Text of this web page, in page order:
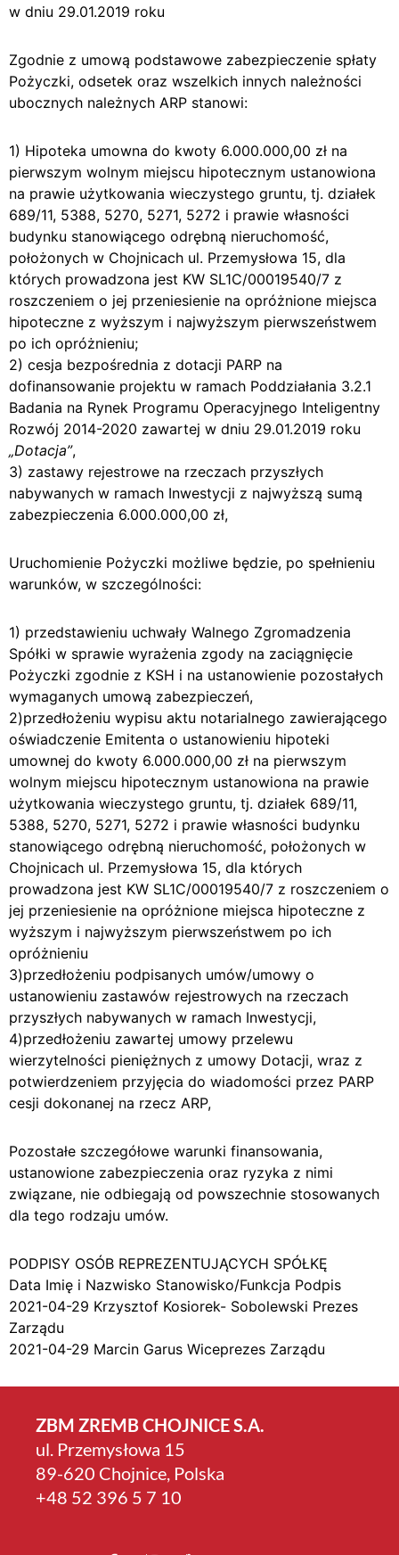
w dniu 29.01.2019 roku
Zgodnie z umową podstawowe zabezpieczenie spłaty
Pożyczki, odsetek oraz wszelkich innych należności
ubocznych należnych ARP stanowi:
1) Hipoteka umowna do kwoty 6.000.000,00 zł na
pierwszym wolnym miejscu hipotecznym ustanowiona
na prawie użytkowania wieczystego gruntu, tj. działek
689/11, 5388, 5270, 5271, 5272 i prawie własności
budynku stanowiącego odrębną nieruchomość,
położonych w Chojnicach ul. Przemysłowa 15, dla
których prowadzona jest KW SL1C/00019540/7 z
roszczeniem o jej przeniesienie na opróżnione miejsca
hipoteczne z wyższym i najwyższym pierwszeństwem
po ich opróżnieniu;
2) cesja bezpośrednia z dotacji PARP na
dofinansowanie projektu w ramach Poddziałania 3.2.1
Badania na Rynek Programu Operacyjnego Inteligentny
Rozwój 2014-2020 zawartej w dniu 29.01.2019 roku
„Dotacja”,
3) zastawy rejestrowe na rzeczach przyszłych
nabywanych w ramach Inwestycji z najwyższą sumą
zabezpieczenia 6.000.000,00 zł,
Uruchomienie Pożyczki możliwe będzie, po spełnieniu
warunków, w szczególności:
1) przedstawieniu uchwały Walnego Zgromadzenia
Spółki w sprawie wyrażenia zgody na zaciągnięcie
Pożyczki zgodnie z KSH i na ustanowienie pozostałych
wymaganych umową zabezpieczeń,
2)przedłożeniu wypisu aktu notarialnego zawierającego
oświadczenie Emitenta o ustanowieniu hipoteki
umownej do kwoty 6.000.000,00 zł na pierwszym
wolnym miejscu hipotecznym ustanowiona na prawie
użytkowania wieczystego gruntu, tj. działek 689/11,
5388, 5270, 5271, 5272 i prawie własności budynku
stanowiącego odrębną nieruchomość, położonych w
Chojnicach ul. Przemysłowa 15, dla których
prowadzona jest KW SL1C/00019540/7 z roszczeniem o
jej przeniesienie na opróżnione miejsca hipoteczne z
wyższym i najwyższym pierwszeństwem po ich
opróżnieniu
3)przedłożeniu podpisanych umów/umowy o
ustanowieniu zastawów rejestrowych na rzeczach
przyszłych nabywanych w ramach Inwestycji,
4)przedłożeniu zawartej umowy przelewu
wierzytelności pieniężnych z umowy Dotacji, wraz z
potwierdzeniem przyjęcia do wiadomości przez PARP
cesji dokonanej na rzecz ARP,
Pozostałe szczegółowe warunki finansowania,
ustanowione zabezpieczenia oraz ryzyka z nimi
związane, nie odbiegają od powszechnie stosowanych
dla tego rodzaju umów.
PODPISY OSÓB REPREZENTUJĄCYCH SPÓŁKĘ
Data Imię i Nazwisko Stanowisko/Funkcja Podpis
2021-04-29 Krzysztof Kosiorek- Sobolewski Prezes
Zarządu
2021-04-29 Marcin Garus Wiceprezes Zarządu
ZBM ZREMB CHOJNICE S.A.
ul. Przemysłowa 15
89-620 Chojnice, Polska
+4­8 52 396 5 7 10